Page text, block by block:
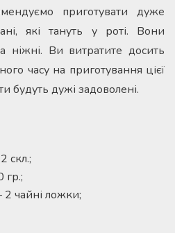
приготувати дуже
які тануть у роті. Вони
ніжні. Ви витратите досить
часу на приготування цієї
будуть дужі задоволені.
скл.;
гр.;
2 чайні ложки;